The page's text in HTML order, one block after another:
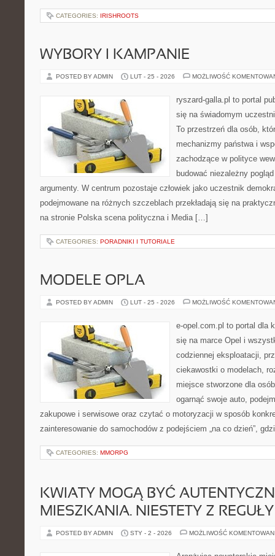
CATEGORIES: IRISHROOTS
WYBORY I KAMPANIE
POSTED BY ADMIN LUT - 25 - 2026 MOŻLIWOŚĆ
ryszard-galla.pl to portal
się na świadomym
To przestrzeń dla osób,
mechanizmy państwa i
zachodzące w polityce
budować niezależny
argumenty. W centrum pozostaje człowiek jako uczestnik
podejmowane na różnych szczeblach przekładają się na
na stronie Polska scena polityczna i Media […]
CATEGORIES: PORADNIKI I TUTORIALE
MODELE OPLA
POSTED BY ADMIN LUT - 25 - 2026 MOŻLIWOŚĆ
e-opel.com.pl to portal dla
się na marce Opel i
codziennej eksploatacji,
ciekawostki o modelach,
miejsce stworzone dla
ogarnąć swoje auto,
zakupowe i serwisowe oraz czytać o motoryzacji w sposób
zainteresowanie do samochodów z podejściem „na co dzień”,
CATEGORIES: MMORPG
KWIATY MOGĄ BYĆ
MIESZKANIA. NIESTETY Z REGUŁY
POSTED BY ADMIN STY - 2 - 2026 MOŻLIWOŚĆ